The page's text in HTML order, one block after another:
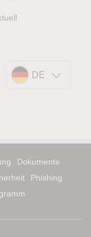
DE
Dokumente
Phishing